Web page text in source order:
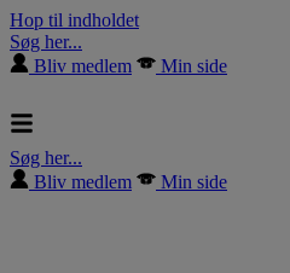
Hop til indholdet
Søg her...
Bliv medlem
Min side
Søg her...
Bliv medlem
Min side